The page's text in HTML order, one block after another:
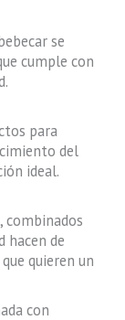
se
cumple con
para
del
ideal.
combinados
hacen de
quieren un
con